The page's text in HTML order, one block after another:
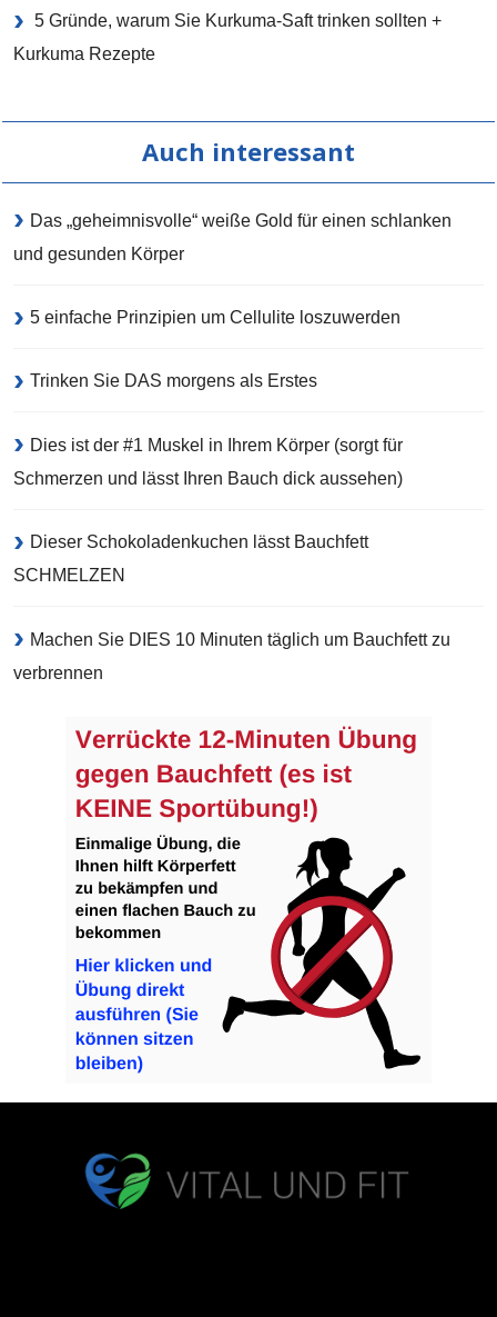
5 Gründe, warum Sie Kurkuma-Saft trinken sollten +
Kurkuma Rezepte
Auch interessant
Das „geheimnisvolle“ weiße Gold für einen schlanken
und gesunden Körper
5 einfache Prinzipien um Cellulite loszuwerden
Trinken Sie DAS morgens als Erstes
Dies ist der #1 Muskel in Ihrem Körper (sorgt für
Schmerzen und lässt Ihren Bauch dick aussehen)
Dieser Schokoladenkuchen lässt Bauchfett
SCHMELZEN
Machen Sie DIES 10 Minuten täglich um Bauchfett zu
verbrennen